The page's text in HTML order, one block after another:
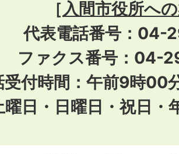
［入間市役所へ
代表電話番号：04-
ファクス番号：04-
受付時間：午前9時00
曜日・日曜日・祝日